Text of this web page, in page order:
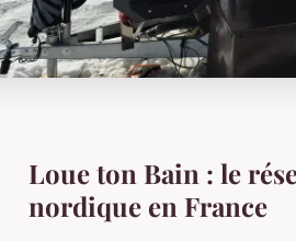
Loue ton Bain : le
nordique en France